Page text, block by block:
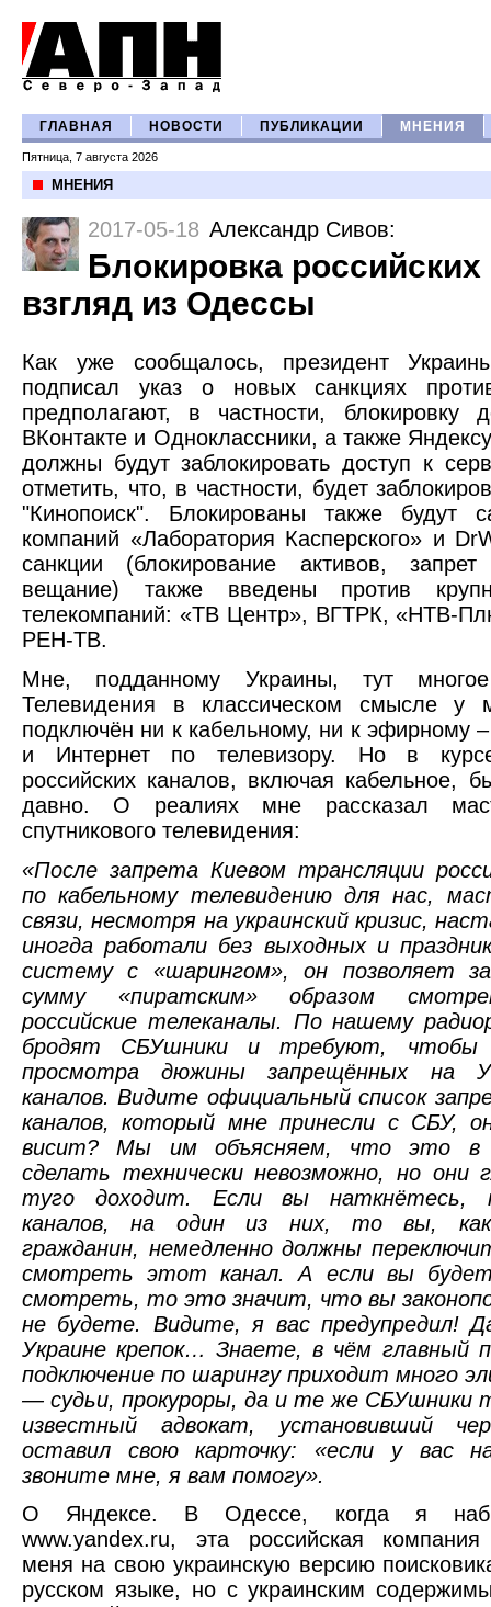
ГЛАВНАЯ НОВОСТИ ПУБЛИКАЦИИ МНЕНИЯ
Пятница, 7 августа 2026
МНЕНИЯ
2017-05-18 Александр Сивов:
Блокировка российских
взгляд из Одессы
Как уже сообщалось, президент
подписал указ о новых санкциях
предполагают, в частности, блокировку
ВКонтакте и Одноклассники, а также
должны будут заблокировать доступ к
отметить, что, в частности, будет
"Кинопоиск". Блокированы также будут
компаний «Лаборатория Касперского» и
санкции (блокирование активов,
вещание) также введены против
телекомпаний: «ТВ Центр», ВГТРК, «НТВ-
РЕН-ТВ.
Мне, подданному Украины, тут
Телевидения в классическом смысле у
подключён ни к кабельному, ни к эфирному –
и Интернет по телевизору. Но в
российских каналов, включая кабельное,
давно. О реалиях мне рассказал
спутникового телевидения:
«После запрета Киевом трансляции
по кабельному телевидению для нас,
связи, несмотря на украинский кризис,
иногда работали без выходных и
систему с «шарингом», он позволяет
сумму «пиратским» образом
российские телеканалы. По нашему
бродят СБУшники и требуют, чтобы
просмотра дюжины запрещённых на
каналов. Видите официальный список
каналов, который мне принесли с СБУ,
висит? Мы им объясняем, что это в
сделать технически невозможно, но они
туго доходит. Если вы наткнётесь,
каналов, на один из них, то вы, как
гражданин, немедленно должны
смотреть этот канал. А если вы
смотреть, то это значит, что вы
не будете. Видите, я вас предупредил!
Украине крепок… Знаете, в чём главный
подключение по шарингу приходит много
— судьи, прокуроры, да и те же СБУшники
известный адвокат, установивший
оставил свою карточку: «если у вас
звоните мне, я вам помогу».
О Яндексе. В Одессе, когда я
www.yandex.ru, эта российская
меня на свою украинскую версию
русском языке, но с украинским